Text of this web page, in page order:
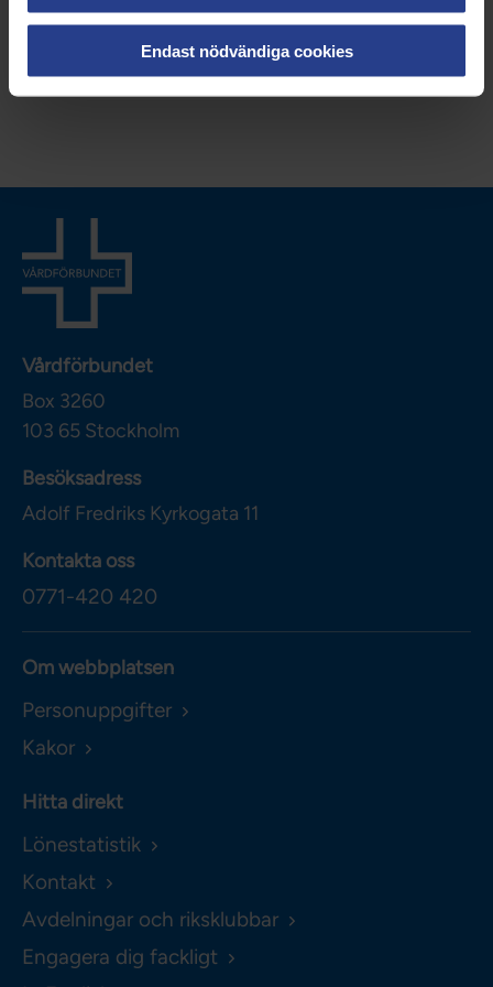
Endast nödvändiga cookies
Dela sidan:
Vårdförbundet
Box 3260
103 65 Stockholm
Besöksadress
Adolf Fredriks Kyrkogata 11
Kontakta oss
0771-420 420
Om webbplatsen
Personuppgifter
Kakor
Hitta direkt
Lönestatistik
Kontakt
Avdelningar och riksklubbar
Engagera dig fackligt